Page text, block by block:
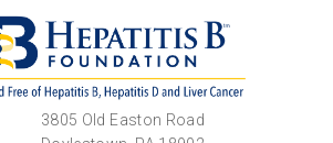
3805 Old Easton Road